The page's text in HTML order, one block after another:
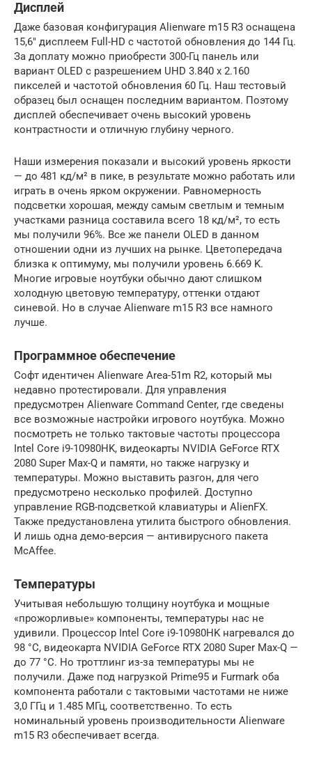
Дисплей
Даже базовая конфигурация Alienware m15 R3 оснащена
15,6″ дисплеем Full-HD с частотой обновления до 144 Гц.
За доплату можно приобрести 300-Гц панель или
вариант OLED с разрешением UHD 3.840 x 2.160
пикселей и частотой обновления 60 Гц. Наш тестовый
образец был оснащен последним вариантом. Поэтому
дисплей обеспечивает очень высокий уровень
контрастности и отличную глубину черного.
Наши измерения показали и высокий уровень яркости
— до 481 кд/м² в пике, в результате можно работать или
играть в очень ярком окружении. Равномерность
подсветки хорошая, между самым светлым и темным
участками разница составила всего 18 кд/м², то есть
мы получили 96%. Все же панели OLED в данном
отношении одни из лучших на рынке. Цветопередача
близка к оптимуму, мы получили уровень 6.669 K.
Многие игровые ноутбуки обычно дают слишком
холодную цветовую температуру, оттенки отдают
синевой. Но в случае Alienware m15 R3 все намного
лучше.
Программное обеспечение
Софт идентичен Alienware Area-51m R2, который мы
недавно протестировали. Для управления
предусмотрен Alienware Command Center, где сведены
все возможные настройки игрового ноутбука. Можно
посмотреть не только тактовые частоты процессора
Intel Core i9-10980HK, видеокарты NVIDIA GeForce RTX
2080 Super Max-Q и памяти, но также нагрузку и
температуры. Можно выставить разгон, для чего
предусмотрено несколько профилей. Доступно
управление RGB-подсветкой клавиатуры и AlienFX.
Также предустановлена утилита быстрого обновления.
И лишь одна демо-версия — антивирусного пакета
McAffee.
Температуры
Учитывая небольшую толщину ноутбука и мощные
«прожорливые» компоненты, температуры нас не
удивили. Процессор Intel Core i9-10980HK нагревался до
98 °C, видеокарта NVIDIA GeForce RTX 2080 Super Max-Q —
до 77 °C. Но троттлинг из-за температуры мы не
получили. Даже под нагрузкой Prime95 и Furmark оба
компонента работали с тактовыми частотами не ниже
3,0 ГГц и 1.485 МГц, соответственно. То есть
номинальный уровень производительности Alienware
m15 R3 обеспечивает всегда.